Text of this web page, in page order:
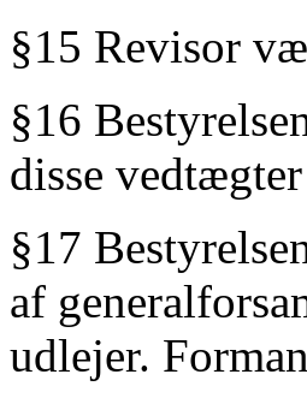
§15 Revisor
§16
disse
§17
af
udlejer.